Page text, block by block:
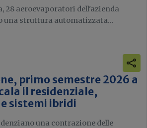
28 aeroevaporatori dell'azienda
una struttura automatizzata...
primo semestre 2026 a
il residenziale,
e sistemi ibridi
una contrazione delle